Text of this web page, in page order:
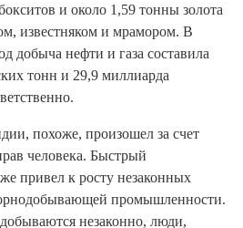
и около 1,59 тонны золота
известняком и мрамором. В
добыча нефти и газа составила
тонн и 29,9 миллиарда
похоже, произошел за счет
человека. Быстрый
привел к росту незаконных
промышленности.
незаконно, люди,